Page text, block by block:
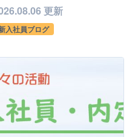
更新
入社員ブログ